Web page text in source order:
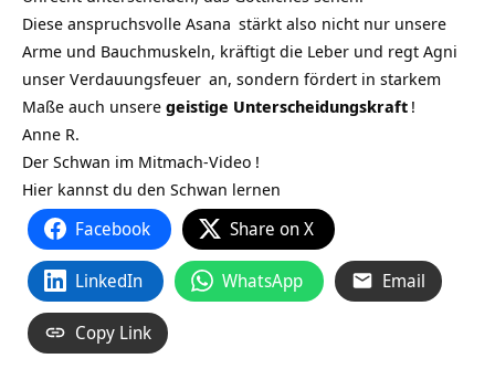
Diese anspruchsvolle Asana stärkt also nicht nur unsere
Arme und Bauchmuskeln, kräftigt die Leber und regt Agni
unser Verdauungsfeuer an, sondern fördert in starkem
Maße auch unsere geistige Unterscheidungskraft !
Anne R.
Der Schwan im Mitmach-Video !
Hier kannst du den Schwan lernen
Facebook Share on X
LinkedIn WhatsApp Email
Copy Link